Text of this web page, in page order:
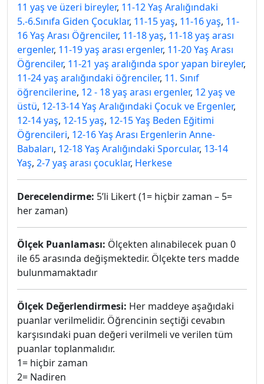
11 yaş ve üzeri bireyler, 11-12 Yaş Aralığındaki
5.-6.Sınıfa Giden Çocuklar, 11-15 yaş, 11-16 yaş, 11-
16 Yaş Arası Öğrenciler, 11-18 yaş, 11-18 yaş arası
ergenler, 11-19 yaş arası ergenler, 11-20 Yaş Arası
Öğrenciler, 11-21 yaş aralığında spor yapan bireyler,
11-24 yaş aralığındaki öğrenciler, 11. Sınıf
öğrencilerine, 12 - 18 yaş arası ergenler, 12 yaş ve
üstü, 12-13-14 Yaş Aralığındaki Çocuk ve Ergenler,
12-14 yaş, 12-15 yaş, 12-15 Yaş Beden Eğitimi
Öğrencileri, 12-16 Yaş Arası Ergenlerin Anne-
Babaları, 12-18 Yaş Aralığındaki Sporcular, 13-14
Yaş, 2-7 yaş arası çocuklar, Herkese
Derecelendirme: 5’li Likert (1= hiçbir zaman – 5=
her zaman)
Ölçek Puanlaması: Ölçekten alınabilecek puan 0
ile 65 arasında değişmektedir. Ölçekte ters madde
bulunmamaktadır
Ölçek Değerlendirmesi: Her maddeye aşağıdaki
puanlar verilmelidir. Öğrencinin seçtiği cevabın
karşısındaki puan değeri verilmeli ve verilen tüm
puanlar toplanmalıdır.
1= hiçbir zaman
2= Nadiren